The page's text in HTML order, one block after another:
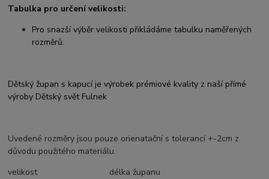
Tabulka pro určení velikosti:
Pro snazší výběr velikosti přikládáme tabulku naměřených
rozměrů.
Dětský župan s kapucí je výrobek prémiové kvality z naší přímé
výroby Dětský svět Fulnek
Uvedené rozměry jsou pouze orienatační s tolerancí +-2cm z
důvodu použitého materiálu.
velikost délka županu